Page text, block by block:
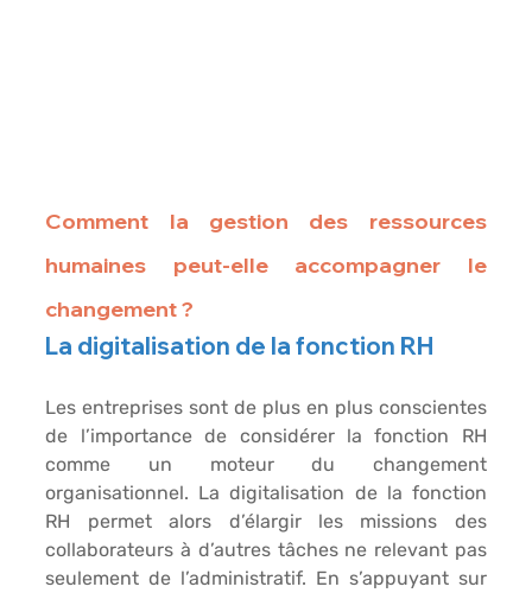
Comment la gestion des ressources
humaines peut-elle accompagner le
changement ?
La digitalisation de la fonction RH
Les entreprises sont de plus en plus conscientes
de l’importance de considérer la fonction RH
comme un moteur du changement
organisationnel. La digitalisation de la fonction
RH permet alors d’élargir les missions des
collaborateurs à d’autres tâches ne relevant pas
seulement de l’administratif. En s’appuyant sur